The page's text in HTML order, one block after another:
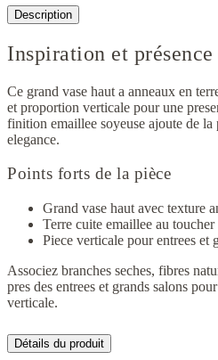
Description
Inspiration et
Ce grand vase haut a anneaux en
et proportion verticale pour une
finition emaillee soyeuse ajoute de
elegance.
Points forts de la pièce
Grand vase haut avec texture
Terre cuite emaillee au toucher
Piece verticale pour entrees et
Associez branches seches, fibres
pres des entrees et grands salons
verticale.
Détails du produit